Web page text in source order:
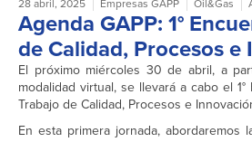
28 abril, 2025 Empresas GAPP Oil&Gas
Agenda GAPP: 1°
de Calidad, Procesos e
El próximo miércoles 30 de abril, a
modalidad virtual, se llevará a cabo el
Trabajo de Calidad, Procesos e
En esta primera jornada, abordaremos